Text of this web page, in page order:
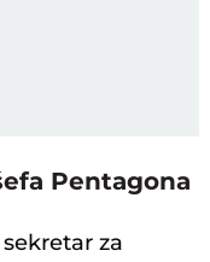
Pentagona
za